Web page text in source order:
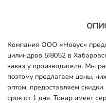
Компания ООО «Новус»
цилиндров 5I8052 в
заказ у производителя. Мы
поэтому предлагаем цены,
оптом, предоставляем
срок от 1 дня. Товар имеет